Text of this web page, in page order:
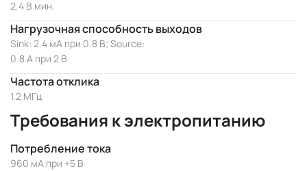
2.4 В мин.
Нагрузочная способность выходов
Sink: 2.4 мА при 0.8 В; Source:
0.8 А при 2 В
Частота отклика
1.2 МГц
Требования к электропитанию
Потребление тока
960 мА при +5 В